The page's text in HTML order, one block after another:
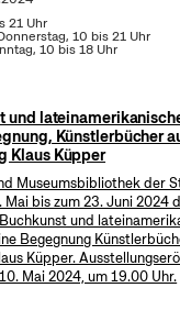
21 Uhr
10 bis 21 Uhr
10 bis 18 Uhr
und
Künstlerbücher
Klaus Küpper
Museumsbibliothek der
Mai bis zum 23. Juni 2024
und
Begegnung
Küpper.
Mai 2024, um 19.00 Uhr.